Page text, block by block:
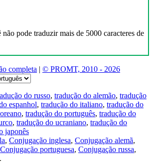
pode traduzir mais de 5000 caracteres de
completa | © PROMT, 2010 - 2026
do russo, tradução do alemão, tradução
espanhol, tradução do italiano, tradução do
, tradução do português, tradução do
, tradução do ucraniano, tradução do
japonês
, Conjugação inglesa, Conjugação alemã,
Conjugação portuguesa, Conjugação russa,
.